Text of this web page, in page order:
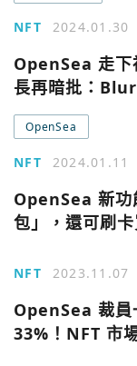
NFT 2024.01.30
OpenSea 走下
長再暗批：Blur
OpenSea
NFT 2024.01.11
OpenSea 新功
包」，還可刷
NFT 2023.11.07
OpenSea 裁
33%！NFT 市